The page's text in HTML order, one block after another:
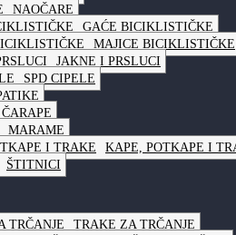
NAOČARE
GAĆE BICIKLISTIČKE
MAJICE BICIKLISTIČKE
JAKNE I PRSLUCI
SPD CIPELE
ČARAPE
MARAME
KAPE, POTKAPE I
ŠTITNICI
TRAKE ZA TRČANJE